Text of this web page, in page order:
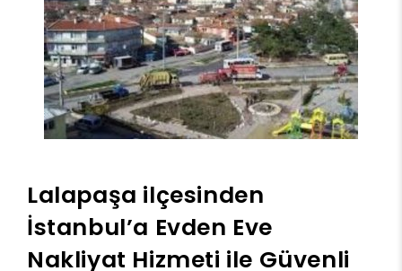
Lalapaşa ilçesinden
İstanbul’a Evden Eve
Nakliyat Hizmeti ile Güvenli